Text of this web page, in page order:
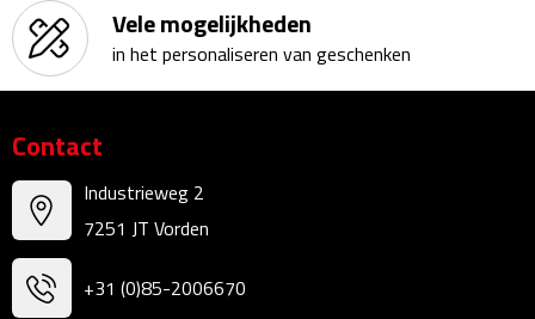
Visitekaartjes
Vlaggen
Bureau Toebehoren
Bureauklokken
Bureaulampen
Vele mogelijkheden
in het personaliseren van geschenken
Contact
Industrieweg 2
7251 JT Vorden
+31 (0)85-2006670